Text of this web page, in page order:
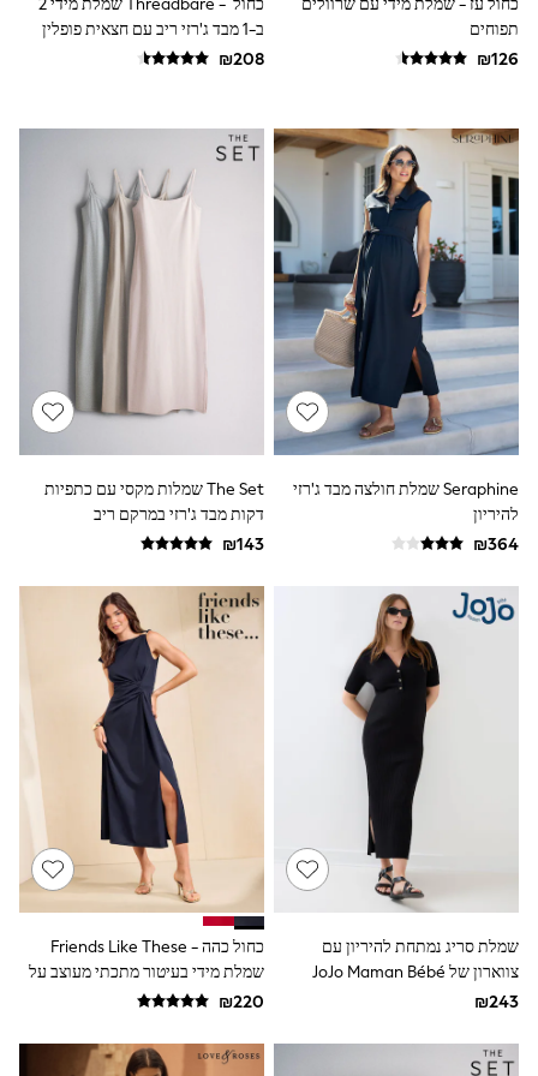
116 - 134cm
152 - 164cm
The White Edit
Trending Now: Wide Leg Trousers
Holiday Shop
Gamer
Toy Story
THE SET
Shop All Clothing
Babygrows & Sleepsuits
Bodysuits & Vests
Coats & Jackets
Hoodies
Jeans
Joggers
Jumpers & Knitwear
Loungewear
Pants & Chinos
Schoolwear
Sets & Outfits
Shorts
Sportswear
Suits & Waistcoats
Sweatshirts & Hoodies
Swimwear
T-Shirts
Tracksuits
100% Cotton Clothing
Tops & T-Shirts
Shorts
Sandals & Sliders
Rash Vests
Sun Safe Swimwear
Sun Hats & Caps
Boots
School Shoes
כחול עז - שמלת מידי עם שרוולים
תפוחים
כחול - Threadbare שמלת מידי 2
ב-1 מבד ג'רזי ריב עם חצאית פופלין
Seraphine שמלת חולצה מבד ג'רזי
להיריון
The Set שמלות מקסי עם כתפיות
דקות מבד ג'רזי במרקם ריב
שמלת סריג נמתחת להיריון עם
צווארון של JoJo Maman Bébé
כחול כהה - Friends Like These
שמלת מידי בעיטור מתכתי מעוצב על
הכתף